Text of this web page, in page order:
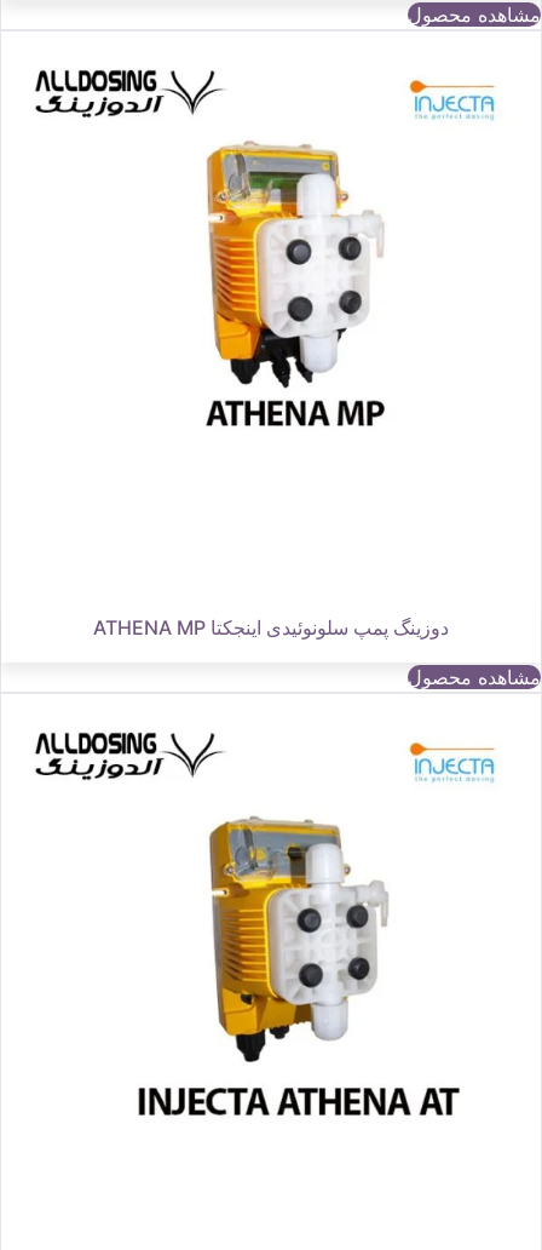
مشاهده محصول
دوزینگ پمپ سلونوئیدی اینجکتا ATHENA MP
مشاهده محصول